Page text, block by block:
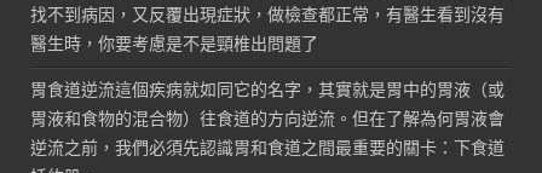
找不到病因，又反覆出現症狀，做檢查都正常，有醫生看到沒有
醫生時，你要考慮是不是頸椎出問題了
胃食道逆流這個疾病就如同它的名字，其實就是胃中的胃液（或
胃液和食物的混合物）往食道的方向逆流。但在了解為何胃液會
逆流之前，我們必須先認識胃和食道之間最重要的關卡：下食道